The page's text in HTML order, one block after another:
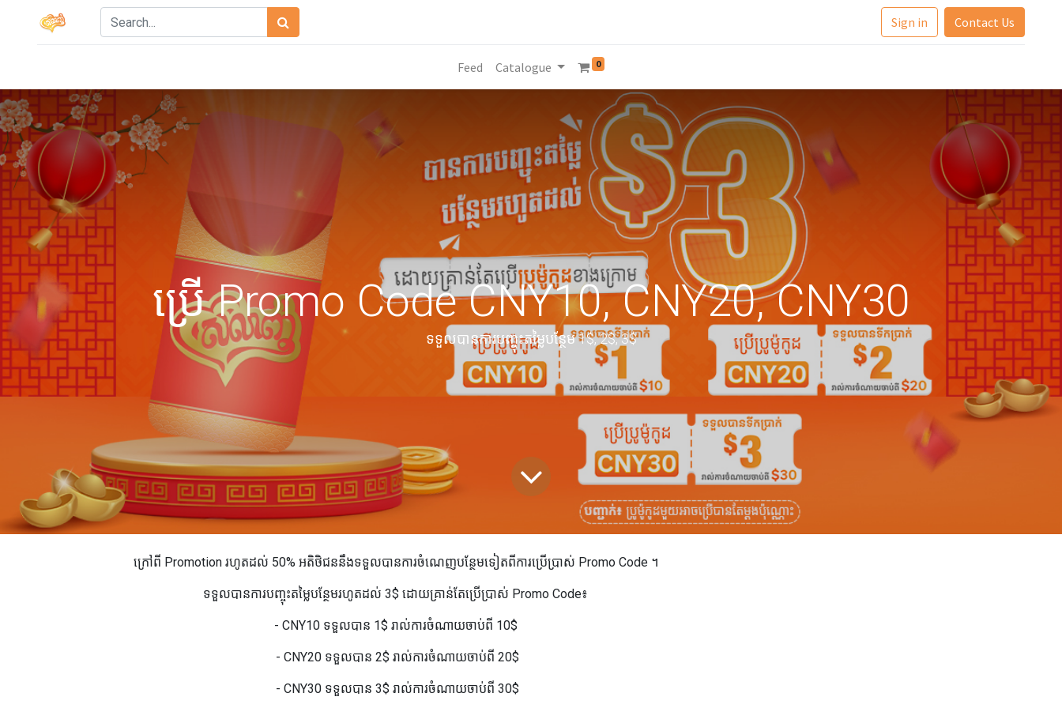
Sign in Contact Us
Feed Catalogue 0
ប្រើ Promo Code CNY10, CNY20, CNY30
ទទួលបានការបញ្ចុះតម្លៃបន្ថែម 1$, 2$, 3$
ក្រៅពី Promotion រហូតដល់ 50% អតិថិជននឹងទទួលបានការចំណេញបន្ថែមទៀតពីការប្រើប្រាស់ Promo Code ។
ទទួលបានការបញ្ចុះតម្លៃបន្ថែមរហូតដល់ 3$ ដោយគ្រាន់តែប្រើប្រាស់ Promo Code៖
- CNY10 ទទួលបាន 1$ រាល់ការចំណាយចាប់ពី 10$
- CNY20 ទទួលបាន 2$ រាល់ការចំណាយចាប់ពី 20$
- CNY30 ទទួលបាន 3$ រាល់ការចំណាយចាប់ពី 30$